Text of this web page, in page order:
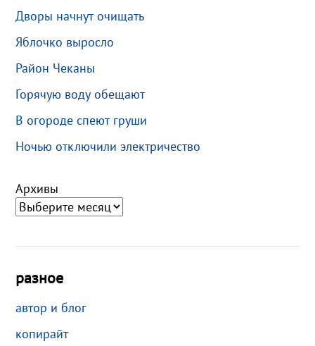
Дворы начнут очищать
Яблочко выросло
Район Чеканы
Горячую воду обещают
В огороде спеют груши
Ночью отключили электричество
Архивы
разное
автор и блог
копирайт